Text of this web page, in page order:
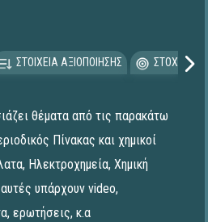
ΣΤΟΙΧΕΙΑ ΑΞΙΟΠΟΙΗΣΗΣ
θέματα από τις παρακάτω
Πίνακας και χημικοί
Ηλεκτροχημεία, Χημική
υπάρχουν video,
ερωτήσεις, κ.α